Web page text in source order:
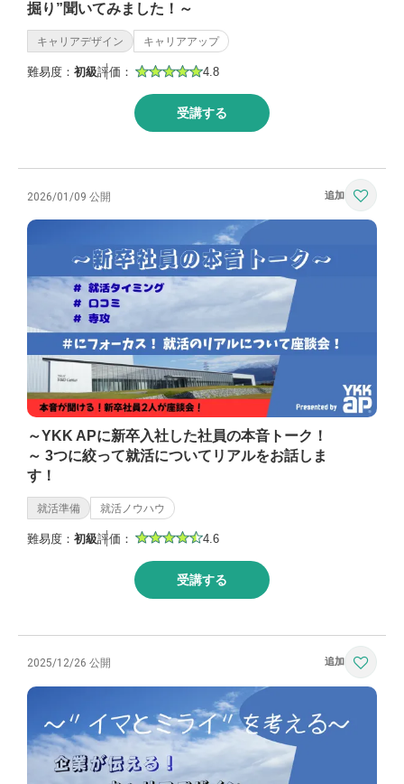
掘り”聞いてみました！～
キャリアデザイン キャリアアップ
難易度： 初級評価： 4.8
受講する
2026/01/09 公開
～YKK APに新卒入社した社員の本音トーク！
～ 3つに絞って就活についてリアルをお話しま
す！
就活準備 就活ノウハウ
難易度： 初級評価： 4.6
受講する
2025/12/26 公開